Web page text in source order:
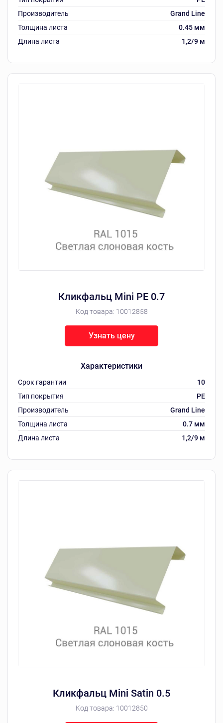
Производитель
Grand Line
Толщина листа
0.45 мм
Длина листа
1,2/9 м
Кликфальц Mini РЕ 0.7
Код товара: 10012858
Характеристики
Срок гарантии
10
Тип покрытия
РЕ
Производитель
Grand Line
Толщина листа
0.7 мм
Длина листа
1,2/9 м
Узнать цену
Кликфальц Mini Satin 0.5
Код товара: 10012850